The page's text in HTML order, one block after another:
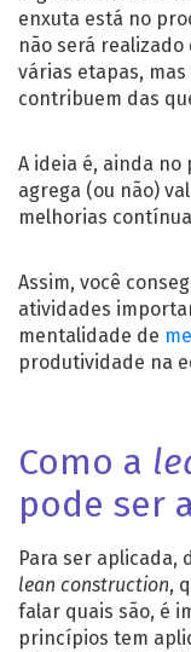
enxuta está no
não será
várias etapas,
contribuem das
A ideia é, ainda
agrega (ou não)
melhorias
Assim, você
atividades
mentalidade de
produtividade na
Como a
pode ser
Para ser aplicada,
lean construction,
falar quais são, é
princípios tem